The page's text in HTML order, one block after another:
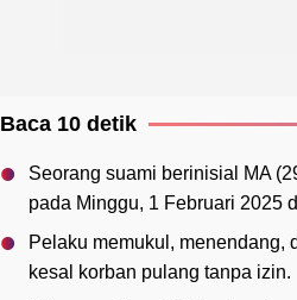
Baca 10 detik
Seorang suami berinisial MA
pada Minggu, 1 Februari 2025
Pelaku memukul, menendang,
kesal korban pulang tanpa izin.